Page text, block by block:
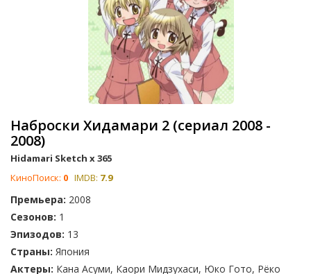
Наброски Хидамари 2 (сериал 2008 -
2008)
Hidamari Sketch x 365
КиноПоиск: 0 IMDB: 7.9
Премьера: 2008
Сезонов: 1
Эпизодов: 13
Страны: Япония
Актеры: Кана Асуми, Каори Мидзухаси, Юко Гото, Рёко